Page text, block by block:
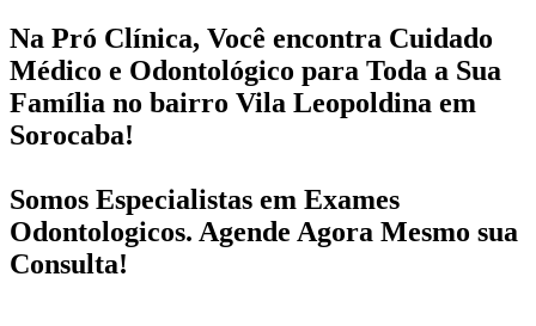
Na Pró Clínica, Você encontra Cuidado
Médico e Odontológico para Toda a Sua
Família no bairro Vila Leopoldina em
Sorocaba!
Somos Especialistas em Exames
Odontologicos. Agende Agora Mesmo sua
Consulta!